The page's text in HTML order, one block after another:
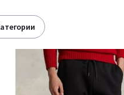
категории